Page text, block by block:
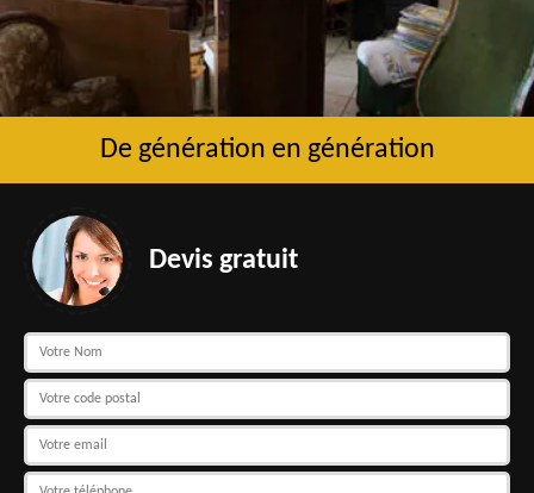
De génération en génération
Devis gratuit